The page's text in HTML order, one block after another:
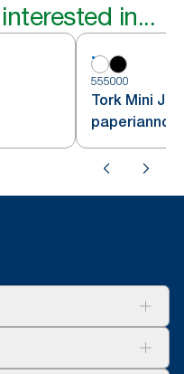
in...
555000
Tork Mini